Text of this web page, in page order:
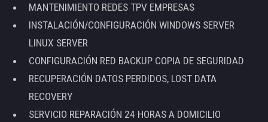
MANTENIMIENTO REDES TPV EMPRESAS
INSTALACIÓN/CONFIGURACIÓN WINDOWS SERVER
LINUX SERVER
CONFIGURACIÓN RED BACKUP COPIA DE SEGURIDAD
RECUPERACIÓN DATOS PERDIDOS, LOST DATA
RECOVERY
SERVICIO REPARACIÓN 24 HORAS A DOMICILIO